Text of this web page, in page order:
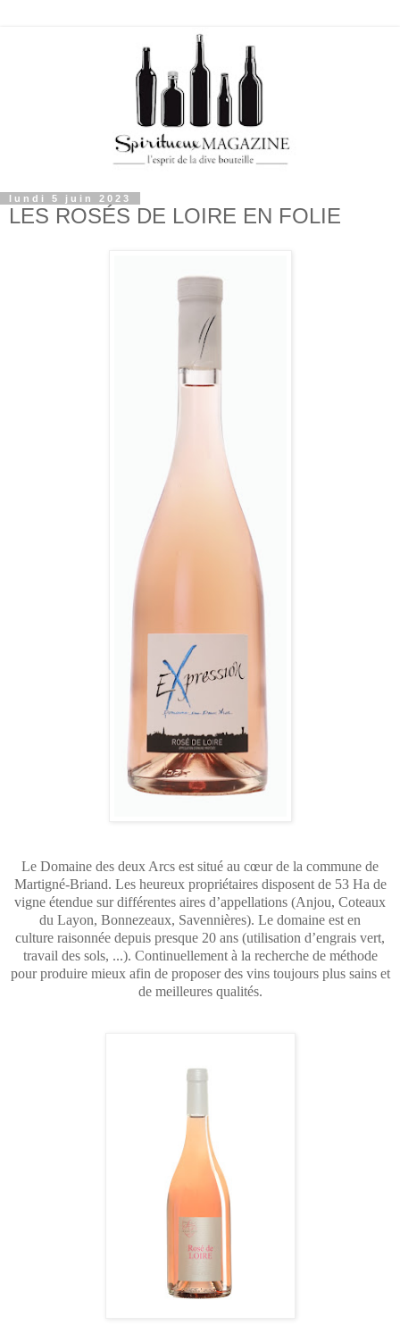
lundi 5 juin 2023
LES ROSÉS DE LOIRE EN FOLIE
Le Domaine des deux Arcs est situé au cœur de la commune de
Martigné-Briand. Les heureux propriétaires disposent de 53 Ha de
vigne étendue sur différentes aires d’appellations (Anjou, Coteaux
du Layon, Bonnezeaux, Savennières). Le domaine est en
culture raisonnée depuis presque 20 ans (utilisation d’engrais vert,
travail des sols, ...). Continuellement à la recherche de méthode
pour produire mieux afin de proposer des vins toujours plus sains et
de meilleures qualités.